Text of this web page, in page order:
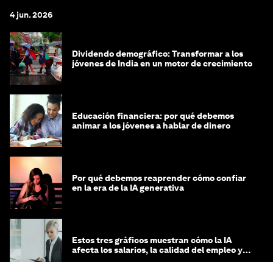
4 jun. 2026
Dividendo demográfico: Transformar a los
jóvenes de India en un motor de crecimiento
Educación financiera: por qué debemos
animar a los jóvenes a hablar de dinero
Por qué debemos reaprender cómo confiar
en la era de la IA generativa
Estos tres gráficos muestran cómo la IA
afecta los salarios, la calidad del empleo y